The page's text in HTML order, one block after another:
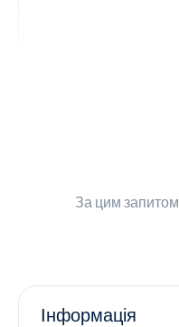
Всі продукти
За цим запитом
Інформація